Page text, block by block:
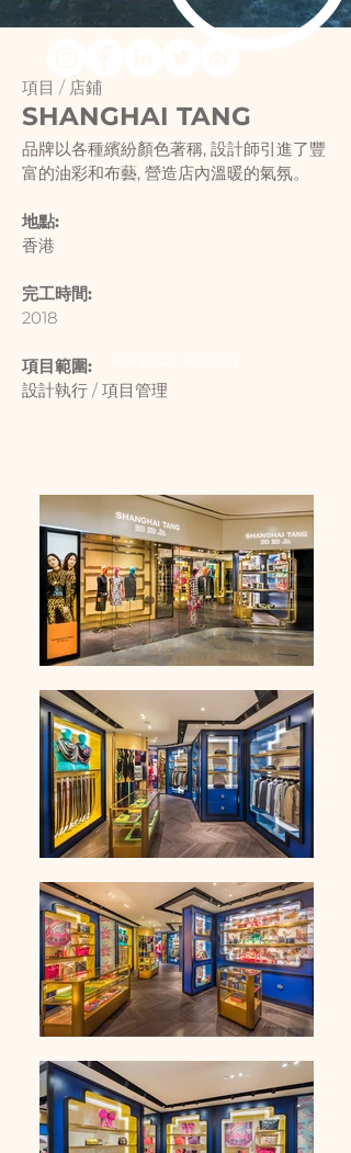
項目 / 店鋪
SHANGHAI TANG
品牌以各種繽紛顏色著稱, 設計師引進了豐
富的油彩和布藝, 營造店內溫暖的氣氛。
地點:
香港
完工時間:
2018
項目範圍:
設計執行 / 項目管理